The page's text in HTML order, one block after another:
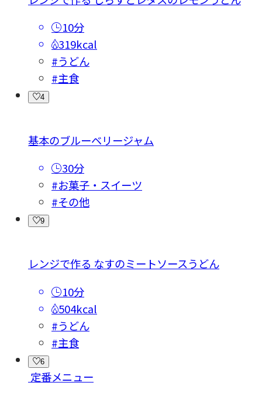
10分
319kcal
#うどん
#主食
4
基本のブルーベリージャム
30分
#お菓子・スイーツ
#その他
9
レンジで作る なすのミートソースうどん
10分
504kcal
#うどん
#主食
6
定番メニュー